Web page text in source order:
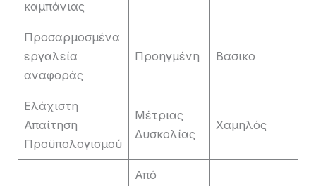
καμπάνιας
Προσαρμοσμένα
εργαλεία
αναφοράς
Προηγμένη Βασικο
Ελάχιστη
Απαίτηση
Προϋπολογισμού
Μέτριας
Δυσκολίας
Χαμηλός
Από